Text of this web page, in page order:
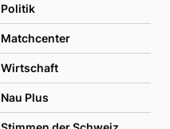
Politik
Matchcenter
Wirtschaft
Nau Plus